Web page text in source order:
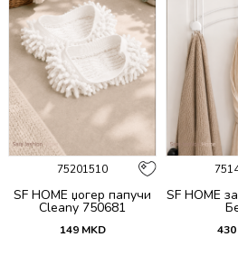
75201510
SF HOME џогер папучи
Cleany 750681
149 MKD
SF HOME
430